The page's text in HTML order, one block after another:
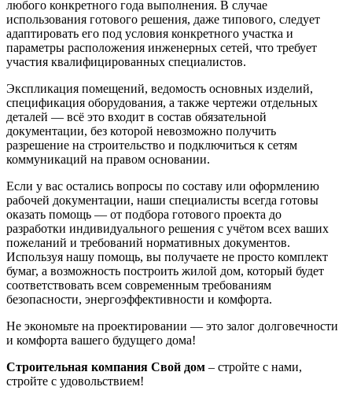
любого конкретного года выполнения. В случае
использования готового решения, даже типового, следует
адаптировать его под условия конкретного участка и
параметры расположения инженерных сетей, что требует
участия квалифицированных специалистов.
Экспликация помещений, ведомость основных изделий,
спецификация оборудования, а также чертежи отдельных
деталей — всё это входит в состав обязательной
документации, без которой невозможно получить
разрешение на строительство и подключиться к сетям
коммуникаций на правом основании.
Если у вас остались вопросы по составу или оформлению
рабочей документации, наши специалисты всегда готовы
оказать помощь — от подбора готового проекта до
разработки индивидуального решения с учётом всех ваших
пожеланий и требований нормативных документов.
Используя нашу помощь, вы получаете не просто комплект
бумаг, а возможность построить жилой дом, который будет
соответствовать всем современным требованиям
безопасности, энергоэффективности и комфорта.
Не экономьте на проектировании — это залог долговечности
и комфорта вашего будущего дома!
Строительная компания Свой дом – стройте с нами,
стройте с удовольствием!